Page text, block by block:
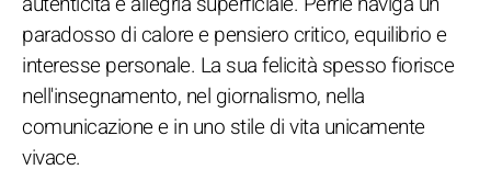
paradosso di calore e pensiero critico, equilibrio e
interesse personale. La sua felicità spesso fiorisce
nell'insegnamento, nel giornalismo, nella
comunicazione e in uno stile di vita unicamente
vivace.